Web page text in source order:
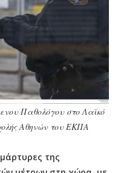
Παθολόγου στο Λαϊκό
Αθηνών του ΕΚΠΑ
της